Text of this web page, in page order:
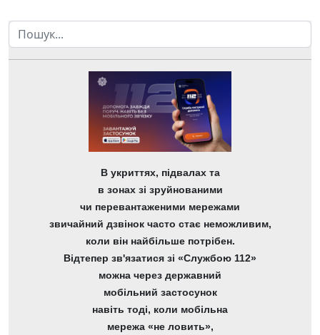
Пошук
В укриттях, підвалах та
в зонах зі зруйнованими
чи перевантаженими мережами
звичайний дзвінок часто стає неможливим,
коли він найбільше потрібен.
Відтепер зв'язатися зі «Службою 112»
можна через державний
мобільний застосунок
навіть тоді, коли мобільна
мережа «не ловить»,